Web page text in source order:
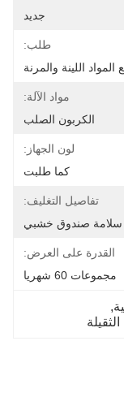
جديد
طلب:
المواد اللينة والمرنة
مواد الآلة:
الكربون الصلب
لون الجهاز:
كما طلبت
تفاصيل التغليف:
صندوق خشبي
القدرة على العرض:
مجموعات 60 شهريا
,